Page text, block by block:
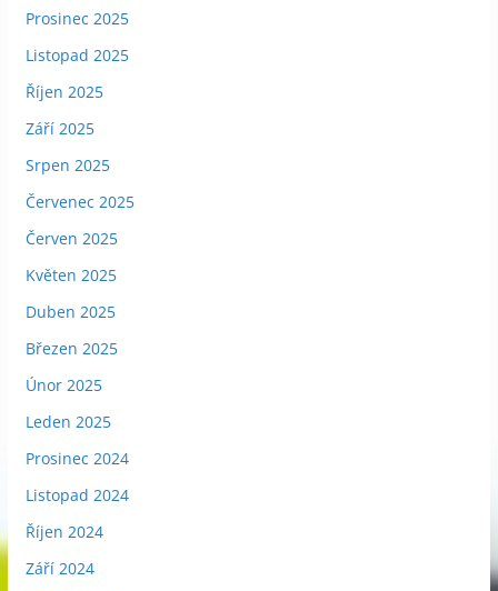
Prosinec 2025
Listopad 2025
Říjen 2025
Září 2025
Srpen 2025
Červenec 2025
Červen 2025
Květen 2025
Duben 2025
Březen 2025
Únor 2025
Leden 2025
Prosinec 2024
Listopad 2024
Říjen 2024
Září 2024